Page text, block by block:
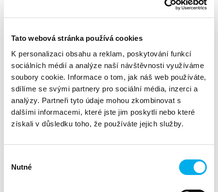
Tato webová stránka používá cookies
K personalizaci obsahu a reklam, poskytování funkcí
sociálních médií a analýze naší návštěvnosti využíváme
soubory cookie. Informace o tom, jak náš web používáte,
sdílíme se svými partnery pro sociální média, inzerci a
analýzy. Partneři tyto údaje mohou zkombinovat s
dalšími informacemi, které jste jim poskytli nebo které
získali v důsledku toho, že používáte jejich služby.
souhlasu
Nutné
lincenci v rámci FortiGate
Autor: Michal Kazimír